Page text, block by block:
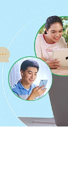
真理的心志，
拯救必然经历
和良苦用心，
源到底在哪
不由己。好
的。狂妄自
处处显露自己
有性情的变